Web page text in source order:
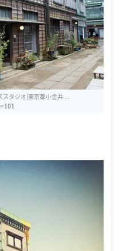
スタジオ(東京都小金井 ...